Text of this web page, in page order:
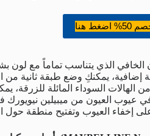
هنا
الخافي الذي يتناسب تماماً مع لون
إضافية، يمكنكِ وضع طبقة ثانية
من الهالات السوداء المائلة
عيوب العيون من ميبيلين
إخفاء العيوب وتفتيح منطقة حول